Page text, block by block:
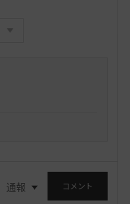
通報 コメント